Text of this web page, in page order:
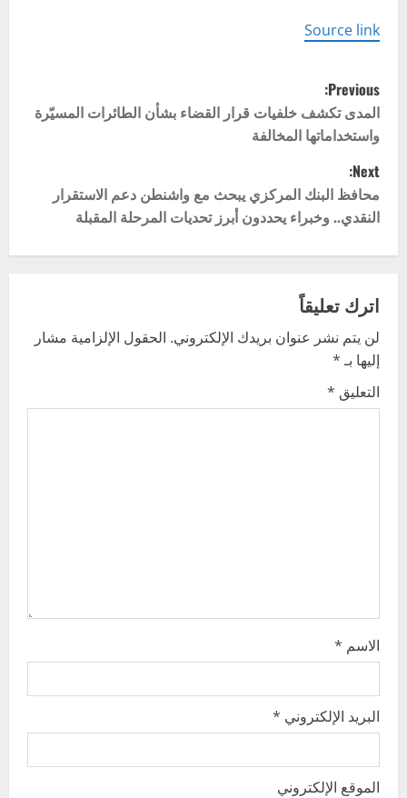
Source link
P
o
s
t
n
v
i
g
Previous:
المدى تكشف خلفيات قرار القضاء بشأن الطائرات المسيّرة
واستخداماتها المخالفة
Next:
محافظ البنك المركزي يبحث مع واشنطن دعم الاستقرار
النقدي.. وخبراء يحددون أبرز تحديات المرحلة المقبلة
اترك تعليقاً
لن يتم نشر عنوان بريدك الإلكتروني. الحقول الإلزامية مشار
إليها بـ*
التعليق *
الاسم *
البريد الإلكتروني *
الموقع الإلكتروني